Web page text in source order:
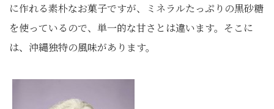
に作れる素朴なお菓子ですが、ミネラルたっぷりの黒砂糖
を使っているので、単一的な甘さとは違います。そこに
は、沖縄独特の風味があります。